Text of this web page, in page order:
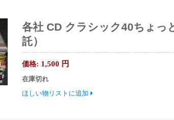
各社 CD クラシック40ちょっ
託）
価格: 1,500 円
在庫切れ
ほしい物リストに追加